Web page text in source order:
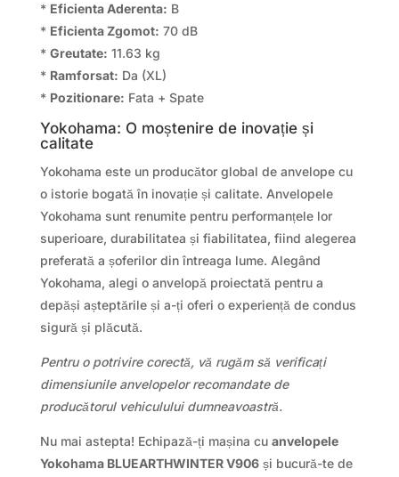
* Eficienta Aderenta: B
* Eficienta Zgomot: 70 dB
* Greutate: 11.63 kg
* Ramforsat: Da (XL)
* Pozitionare: Fata + Spate
Yokohama: O moștenire de inovație și
calitate
Yokohama este un producător global de anvelope cu
o istorie bogată în inovație și calitate. Anvelopele
Yokohama sunt renumite pentru performanțele lor
superioare, durabilitatea și fiabilitatea, fiind alegerea
preferată a șoferilor din întreaga lume. Alegând
Yokohama, alegi o anvelopă proiectată pentru a
depăși așteptările și a-ți oferi o experiență de condus
sigură și plăcută.
Pentru o potrivire corectă, vă rugăm să verificați
dimensiunile anvelopelor recomandate de
producătorul vehiculului dumneavoastră.
Nu mai astepta! Echipază-ți mașina cu anvelopele
Yokohama BLUEARTHWINTER V906și bucură-te de